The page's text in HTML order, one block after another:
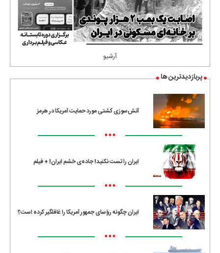
آرشیو
پربازدیدترین ها
آتش‌سوزی کشتی مورد حمایت آمریکا در هرمز
•••
ایران را تست نکنید! جاده‌ی خشم ایران! + فیلم
•••
ایران چگونه رؤسای جمهور آمریکا را غافلگیر کرده است؟
•••